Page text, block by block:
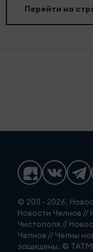
Перейти на
© 2011 - 2026.
Новости Челнов //
Чистополя //
Челнов // Челны
защищены. ©